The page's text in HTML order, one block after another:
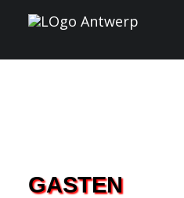
GASTEN